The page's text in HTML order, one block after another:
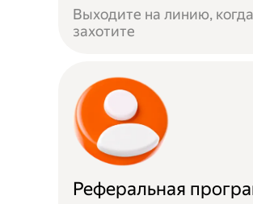
Выходите на линию, когда
захотите
Реферальная